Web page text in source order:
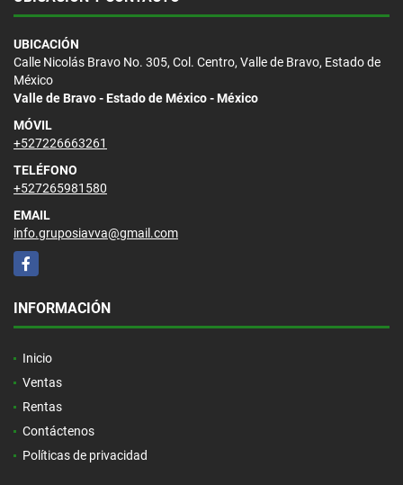
UBICACIÓN
Calle Nicolás Bravo No. 305, Col. Centro, Valle de Bravo, Estado de
México
Valle de Bravo - Estado de México - México
MÓVIL
+527226663261
TELÉFONO
+527265981580
EMAIL
info.gruposiavva@gmail.com
Facebook
INFORMACIÓN
Inicio
Ventas
Rentas
Contáctenos
Políticas de privacidad